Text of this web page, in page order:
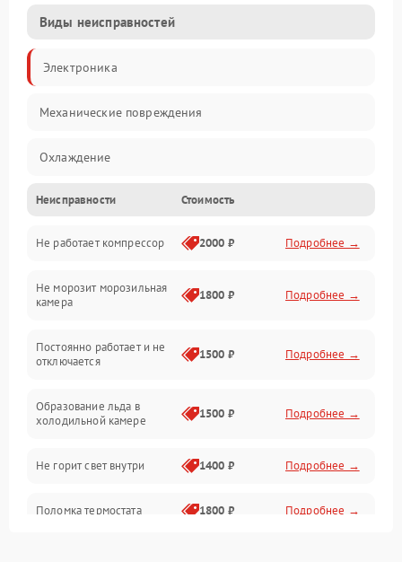
Виды неисправностей
Электроника
Механические повреждения
Охлаждение
Механика
Электропитание
Дренаж
Неисправности Стоимость
Не работает компрессор 2000 ₽ Подробнее →
Не морозит морозильная
камера
1800 ₽ Подробнее →
Постоянно работает и не
отключается
1500 ₽ Подробнее →
Образование льда в
холодильной камере
1500 ₽ Подробнее →
Не горит свет внутри 1400 ₽ Подробнее →
Поломка термостата 1800 ₽ Подробнее →